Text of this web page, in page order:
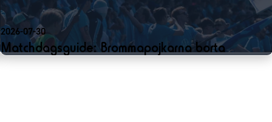
2026-07-30
Matchdagsguide: Brommapojkarna borta